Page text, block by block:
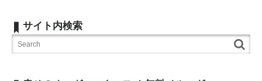
サイト内検索